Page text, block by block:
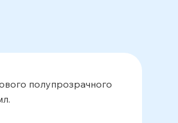
полупрозрачного